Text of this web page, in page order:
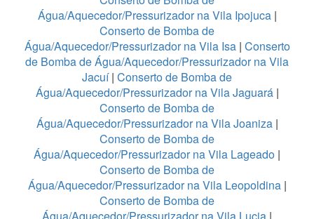
Água/Aquecedor/Pressurizador na Vila Ipojuca|
Conserto de Bomba de
Água/Aquecedor/Pressurizador na Vila Isa| Conserto
de Bomba de Água/Aquecedor/Pressurizador na Vila
Jacuí| Conserto de Bomba de
Água/Aquecedor/Pressurizador na Vila Jaguará|
Conserto de Bomba de
Água/Aquecedor/Pressurizador na Vila Joaniza|
Conserto de Bomba de
Água/Aquecedor/Pressurizador na Vila Lageado |
Conserto de Bomba de
Água/Aquecedor/Pressurizador na Vila Leopoldina|
Conserto de Bomba de